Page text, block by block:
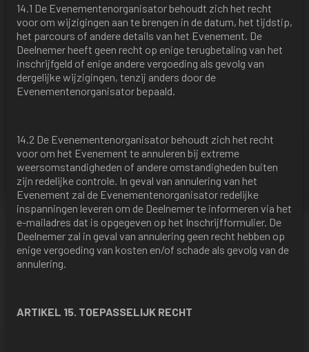
14.1 De Evenementenorganisator behoudt zich het recht
voor om wijzigingen aan te brengen in de datum, het tijdstip,
het parcours of andere details van het Evenement. De
Deelnemer heeft geen recht op enige terugbetaling van het
inschrijfgeld of enige andere vergoeding als gevolg van
dergelijke wijzigingen, tenzij anders door de
Evenementenorganisator bepaald.
14.2 De Evenementenorganisator behoudt zich het recht
voor om het Evenement te annuleren bij extreme
weersomstandigheden of andere omstandigheden buiten
zijn redelijke controle. In geval van annulering van het
Evenement zal de Evenementenorganisator redelijke
inspanningen leveren om de Deelnemer te informeren via het
e-mailadres dat is opgegeven op het Inschrijfformulier. De
Deelnemer zal in geval van annulering geen recht hebben op
enige vergoeding van kosten en/of schade als gevolg van de
annulering.
ARTIKEL 15. TOEPASSELIJK RECHT